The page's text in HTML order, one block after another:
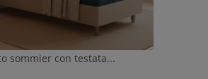
sommier con testata...